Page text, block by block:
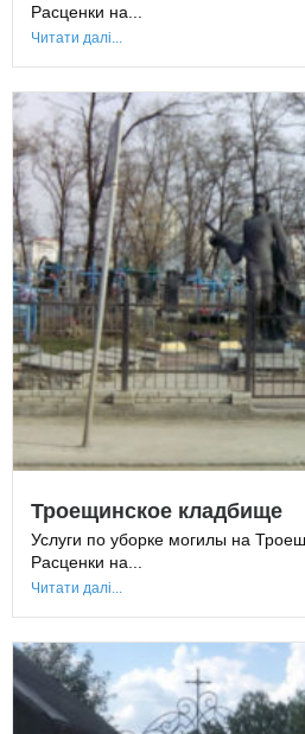
Расценки на...
Читати далі...
Троещинское кладбище
Услуги по уборке могилы на
Расценки на...
Читати далі...